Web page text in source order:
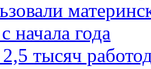
начала года
тысяч